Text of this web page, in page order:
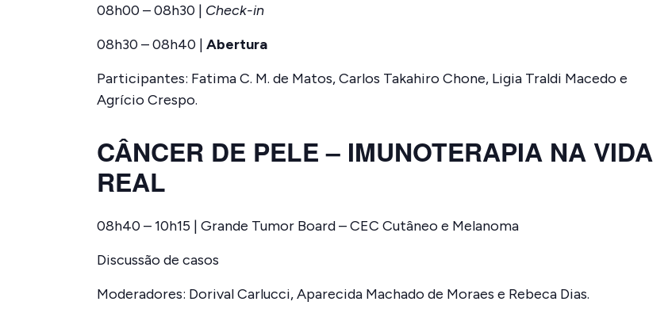
08h00 – 08h30 | Check-in
08h30 – 08h40 | Abertura
Participantes: Fatima C. M. de Matos, Carlos Takahiro Chone, Ligia Traldi Macedo e
Agrício Crespo.
CÂNCER DE PELE – IMUNOTERAPIA NA VIDA
REAL
08h40 – 10h15 | Grande Tumor Board – CEC Cutâneo e Melanoma
Discussão de casos
Moderadores: Dorival Carlucci, Aparecida Machado de Moraes e Rebeca Dias.